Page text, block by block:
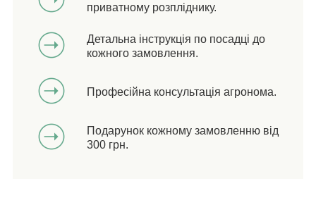
приватному розпліднику.
Детальна інструкція по посадці до
кожного замовлення.
Професійна консультація агронома.
Подарунок кожному замовленню від
300 грн.